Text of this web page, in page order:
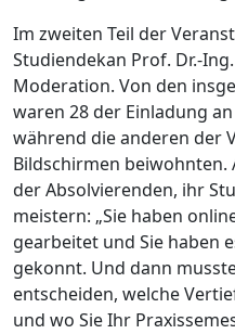
Im zweiten Teil der
Studiendekan Prof. Dr.-
Moderation. Von den
waren 28 der Einladung
während die anderen der
Bildschirmen beiwohnten.
der Absolvierenden, ihr
meistern: „Sie haben
gearbeitet und Sie haben
gekonnt. Und dann
entscheiden, welche
und wo Sie Ihr